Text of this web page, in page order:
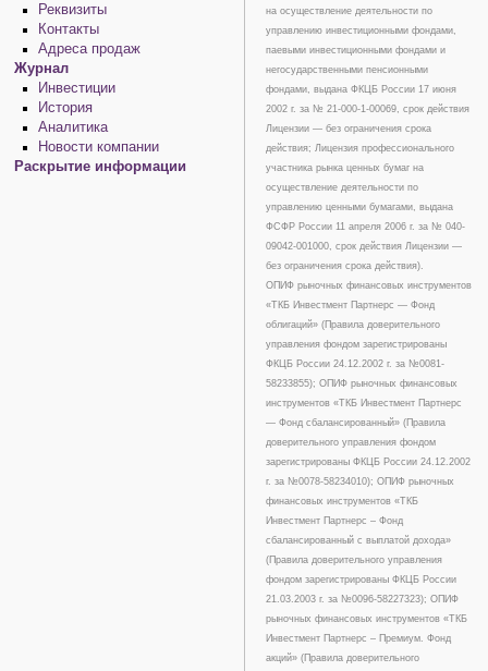
Реквизиты
Контакты
Адреса продаж
Журнал
Инвестиции
История
Аналитика
Новости компании
Раскрытие информации
на осуществление деятельности по
управлению инвестиционными фондами,
паевыми инвестиционными фондами и
негосударственными пенсионными
фондами, выдана ФКЦБ России 17 июня
2002 г. за № 21-000-1-00069, срок действия
Лицензии — без ограничения срока
действия; Лицензия профессионального
участника рынка ценных бумаг на
осуществление деятельности по
управлению ценными бумагами, выдана
ФСФР России 11 апреля 2006 г. за № 040-
09042-001000, срок действия Лицензии —
без ограничения срока действия).
ОПИФ рыночных финансовых инструментов
«ТКБ Инвестмент Партнерс — Фонд
облигаций» (Правила доверительного
управления фондом зарегистрированы
ФКЦБ России 24.12.2002 г. за №0081-
58233855); ОПИФ рыночных финансовых
инструментов «ТКБ Инвестмент Партнерс
— Фонд сбалансированный» (Правила
доверительного управления фондом
зарегистрированы ФКЦБ России 24.12.2002
г. за №0078-58234010); ОПИФ рыночных
финансовых инструментов «ТКБ
Инвестмент Партнерс – Фонд
сбалансированный с выплатой дохода»
(Правила доверительного управления
фондом зарегистрированы ФКЦБ России
21.03.2003 г. за №0096-58227323); ОПИФ
рыночных финансовых инструментов «ТКБ
Инвестмент Партнерс – Премиум. Фонд
акций» (Правила доверительного